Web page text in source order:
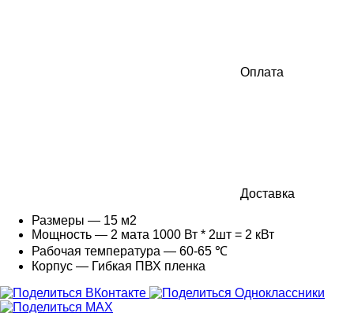
Оплата
Доставка
Размеры — 15 м2
Мощность — 2 мата 1000 Вт * 2шт = 2 кВт
Рабочая температура — 60-65 ℃
Корпус — Гибкая ПВХ пленка